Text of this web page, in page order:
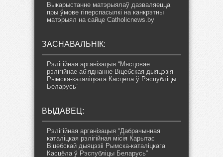
Выкарыстанне матэрыялаў дазваляецца
пры ўмове гіперспасылкі на канкрэтны
матэрыял на сайце Catholicnews.by
ЗАСНАВАЛЬНІК:
Рэлігійная арганізацыя “Мясцовае
рэлігійнае аб’яднанне Віцебская дыяцэзія
Рымска-каталіцкага Касцёла ў Рэспубліцы
Беларусь”
ВЫДАВЕЦ:
Рэлігійная арганізацыя “Дабрачынная
каталіцкая рэлігійная місія Карытас
Віцебскай дыяцэзіі Рымска-каталіцкага
Касцёла ў Рэспубліцы Беларусь”